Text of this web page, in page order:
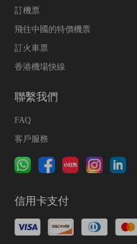
訂機票
飛往中國的特價機票
訂火車票
香港機場快線
聯繫我們
FAQ
客戶服務
信用卡支付